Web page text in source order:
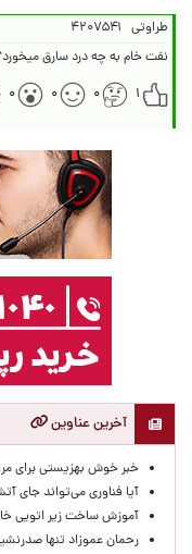
طراوتی ۴۲۰۷۵۴۱
نفت خام به چه درد سارق
۱
۰ ۰ ۰
آخرین عناوین
خبر خوش بهزیستی برای
آیا فناوری می‌تواند جای
آموزش ساخت زیر اتویی
رحمان عموزاد تنها